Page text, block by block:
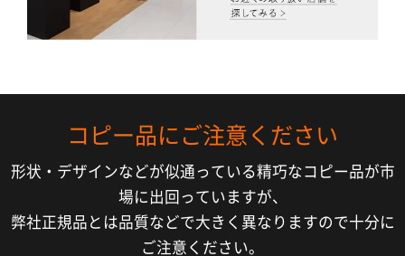
コピー品にご注意ください
形状・デザインなどが似通っている精巧なコピー品が市
場に出回っていますが、
弊社正規品とは品質などで大きく異なりますので十分に
ご注意ください。